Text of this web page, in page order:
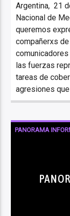
Argentina, 21
Nacional de
queremos
compañerxs
las fuerzas
tareas de
agresiones
PANORAMA